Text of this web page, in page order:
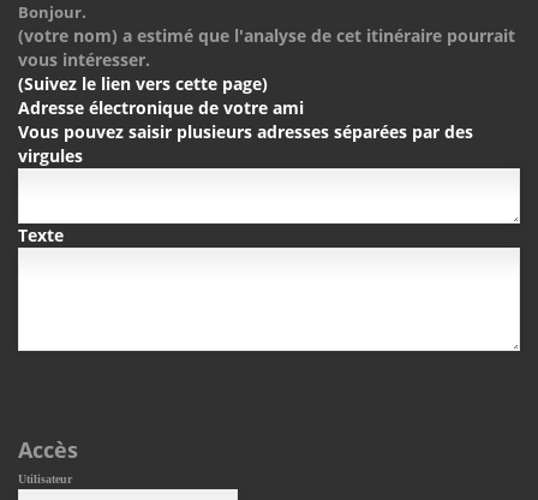
Bonjour.
(votre nom) a estimé que l'analyse de cet itinéraire pourrait
vous intéresser.
(Suivez le lien vers cette page)
Adresse électronique de votre ami
Vous pouvez saisir plusieurs adresses séparées par des
virgules
Texte
Accès
Utilisateur